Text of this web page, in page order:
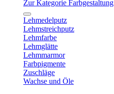
Zur Kategorie Farbgestaltung
Lehmedelputz
Lehmstreichputz
Lehmfarbe
Lehmglätte
Lehmmarmor
Farbpigmente
Zuschläge
Wachse und Öle